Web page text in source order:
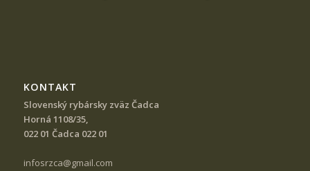
KONTAKT
Slovenský rybársky zväz Čadca
Horná 1108/35,
022 01 Čadca 022 01
infosrzca@gmail.com